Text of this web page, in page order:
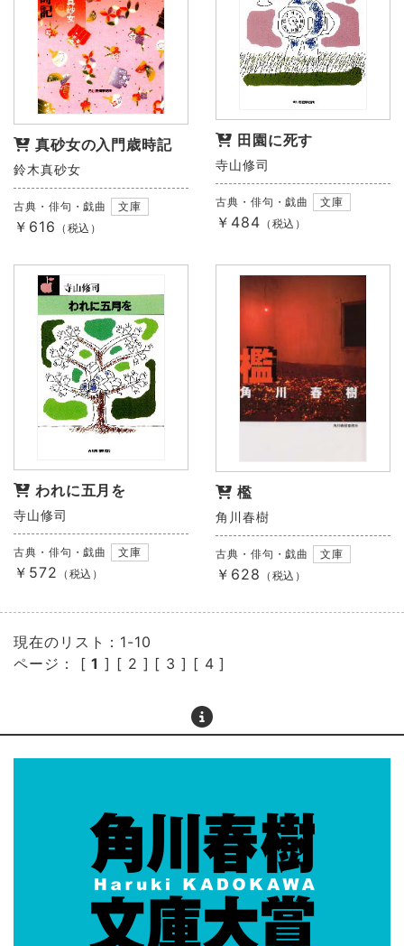
真砂女の入門歳時記
鈴木真砂女
古典・俳句・戯曲 文庫
￥616 （税込）
田園に死す
寺山修司
古典・俳句・戯曲 文庫
￥484 （税込）
われに五月を
寺山修司
古典・俳句・戯曲 文庫
￥572 （税込）
檻
角川春樹
古典・俳句・戯曲 文庫
￥628 （税込）
現在のリスト：1-10
ページ： [1 ] [ 2 ] [ 3 ] [ 4 ]